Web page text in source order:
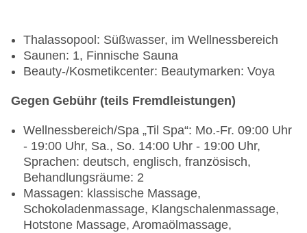
Thalassopool: Süßwasser, im Wellnessbereich
Saunen: 1, Finnische Sauna
Beauty-/Kosmetikcenter: Beautymarken: Voya
Gegen Gebühr (teils Fremdleistungen)
Wellnessbereich/Spa „Til Spa“: Mo.-Fr. 09:00 Uhr
- 19:00 Uhr, Sa., So. 14:00 Uhr - 19:00 Uhr,
Sprachen: deutsch, englisch, französisch,
Behandlungsräume: 2
Massagen: klassische Massage,
Schokoladenmassage, Klangschalenmassage,
Hotstone Massage, Aromaölmassage,